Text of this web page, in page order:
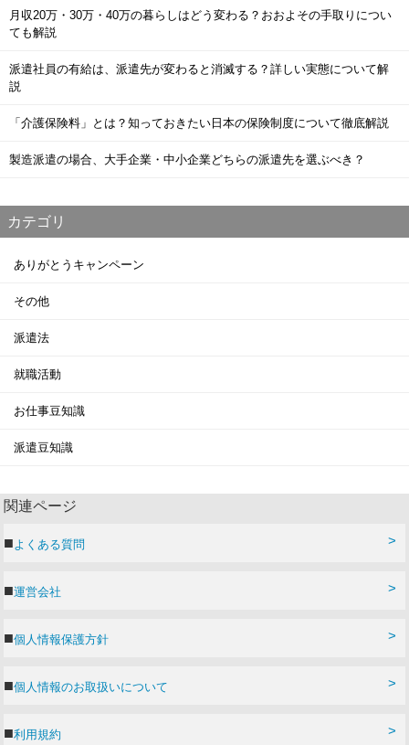
月収20万・30万・40万の暮らしはどう変わる？おおよその手取りについ
ても解説
派遣社員の有給は、派遣先が変わると消滅する？詳しい実態について解
説
「介護保険料」とは？知っておきたい日本の保険制度について徹底解説
製造派遣の場合、大手企業・中小企業どちらの派遣先を選ぶべき？
カテゴリ
ありがとうキャンペーン
その他
派遣法
就職活動
お仕事豆知識
派遣豆知識
関連ページ
よくある質問
運営会社
個人情報保護方針
個人情報のお取扱いについて
利用規約